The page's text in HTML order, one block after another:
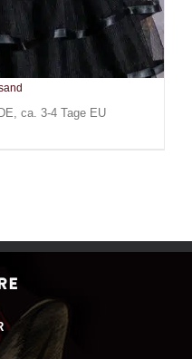
€
ca. 3-4 Tage EU